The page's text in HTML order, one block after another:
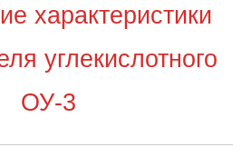
характеристики
углекислотного
ОУ-3